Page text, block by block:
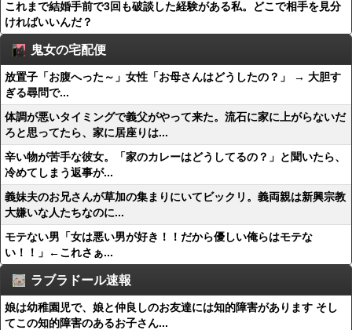
これまで結婚手前で3回も破談した経験がある私。どこで相手を見分
ければいいんだ？
鬼女の宅配便
放置子「お腹へった～」女性「お母さんはどうしたの？」 → 大胆す
ぎる尋問で...
体調が悪いタイミングで義父がやって来た。流石に家に上がらないだ
ろと思ってたら、家に居座りは...
辛い物が苦手な彼女。「家のカレーはどうしてるの？」と聞いたら、
冷めてしまう返事が...
義妹夫のお兄さんが草加の集まりにいてビックリ。義両親は新興宗教
大嫌いな人たちなのに...
モテない男「女は悪い男が好き！！だから優しい俺らはモテな
い！！」←これさぁ...
ラブラドール速報
娘は幼稚園児で、娘と仲良しのお友達には知的障害があります そし
てこの知的障害のあるお子さん...